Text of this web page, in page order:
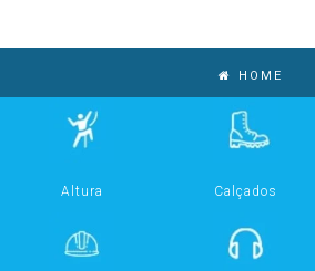
HOME
Altura Calçados